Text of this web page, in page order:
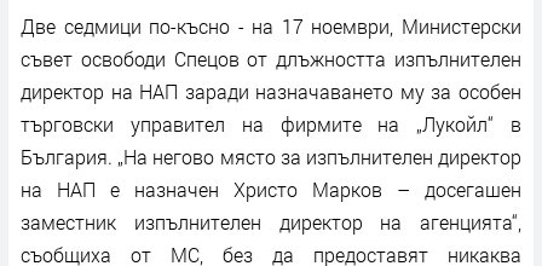
Две седмици по-късно - на 17 ноември, Министерски
съвет освободи Спецов от длъжността изпълнителен
директор на НАП заради назначаването му за особен
търговски управител на фирмите на „Лукойл“ в
България. „На негово място за изпълнителен директор
на НАП е назначен Христо Марков – досегашен
заместник изпълнителен директор на агенцията“,
съобщиха от МС, без да предоставят никаква